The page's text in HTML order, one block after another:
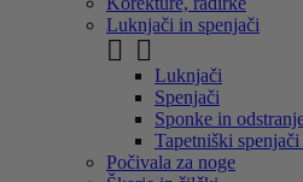
Luknjači in spenjači
 
Luknjači
Spenjači
Sponke in
Tapetniški
Počivala za noge